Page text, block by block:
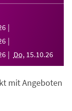
Do, 15.10.26
mit Angeboten